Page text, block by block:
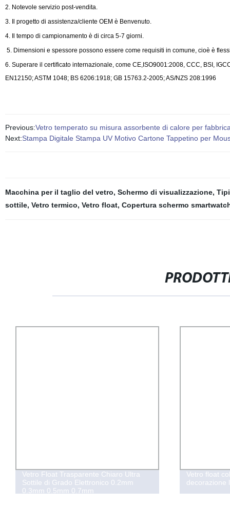
2. Notevole servizio post-vendita.
3. Il progetto di assistenza/cliente OEM è Benvenuto.
4. Il tempo di campionamento è di circa 5-7 giorni.
5. Dimensioni e spessore possono essere come requisiti in comune, cioè è
6. Superare il certificato internazionale, come CE,ISO9001:2008, CCC, BSI,
EN12150; ASTM 1048; BS 6206:1918; GB 15763.2-2005; AS/NZS 208:1996
Previous:Vetro temperato su misura assorbente di calore per
Next:Stampa Digitale Stampa UV Motivo Cartone Tappetino per
Macchina per il taglio del vetro, Schermo di visualizzazione,
sottile, Vetro termico, Vetro float, Copertura schermo
Vetro Float Trasparente Chiaro Ultra
Sottile di Grado Elettronico 0.2mm
0.3mm 0.5mm 0.7mm
Vetro float
decorazione